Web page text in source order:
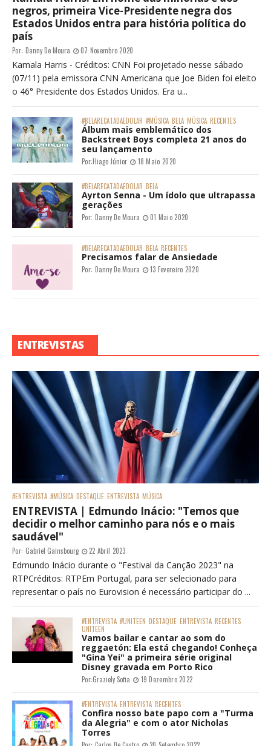
O QUE VOCÊ PROCURA?
BELA, RECATADA E DO LAR
#BELARECATADAEDOLAR RECENTES
Kamala Harris: Em nome das minorias e dos
Por:Danny De Moura 07 Novembro 2020
Kamala Harris - Créditos: CNN Foi projetado nesse sábado
(07/11) pela emissora CNN Americana que Joe Biden foi eleito
o 46° Presidente dos Estados Unidos. Era u...
#BELARECATADAEDOLAR #MÚSICA BELA RECENTES
Álbum mais emblemático dos
Backstreet Boys completa 21 anos do
seu lançamento
Por:Hiago Júnior 18 Maio 2020
#BELARECATADAEDOLAR BELA
Ayrton Senna - Um ídolo que ultrapassa
gerações
Por:Danny De Moura 01 Maio 2020
Precisamos falar de Ansiedade
Por:Danny De Moura 13 Fevereiro 2020
ENTREVISTAS